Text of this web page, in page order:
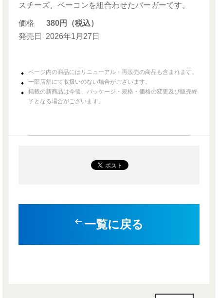
スチーズ、ベーコンを組合わせたバーガーです。
価格
380円（税込）
発売日
2026年1月27日
ページ内の商品にはリニューアル・再販売の商品も含まれます。
一部店舗にて取扱いのない場合がございます。
掲載の新商品は今後、パッケージ・規格・価格の変更及び販売終
了となる場合がございます。
一覧に戻る